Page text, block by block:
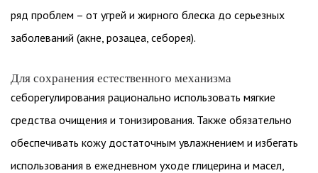
ряд проблем – от угрей и жирного блеска до серьезных
заболеваний (акне, розацеа, себорея).
Для сохранения естественного механизма
себорегулирования рационально использовать мягкие
средства очищения и тонизирования. Также обязательно
обеспечивать кожу достаточным увлажнением и избегать
использования в ежедневном уходе глицерина и масел,